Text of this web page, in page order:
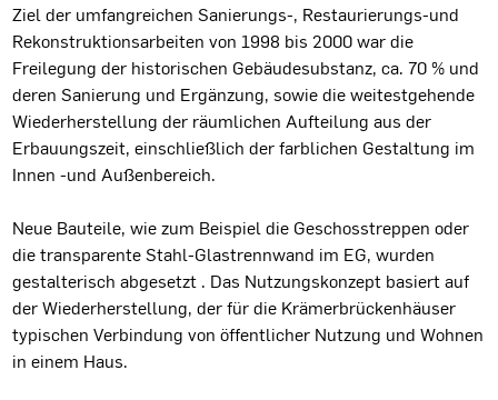
Ziel der umfangreichen Sanierungs-, Restaurierungs-und
Rekonstruktionsarbeiten von 1998 bis 2000 war die
Freilegung der historischen Gebäudesubstanz, ca. 70 % und
deren Sanierung und Ergänzung, sowie die weitestgehende
Wiederherstellung der räumlichen Aufteilung aus der
Erbauungszeit, einschließlich der farblichen Gestaltung im
Innen -und Außenbereich.
Neue Bauteile, wie zum Beispiel die Geschosstreppen oder
die transparente Stahl-Glastrennwand im EG, wurden
gestalterisch abgesetzt . Das Nutzungskonzept basiert auf
der Wiederherstellung, der für die Krämerbrückenhäuser
typischen Verbindung von öffentlicher Nutzung und Wohnen
in einem Haus.